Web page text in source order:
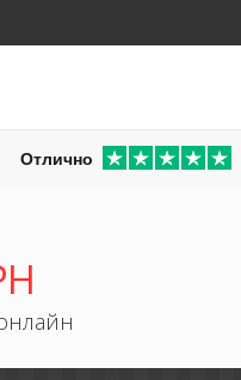
Отлично